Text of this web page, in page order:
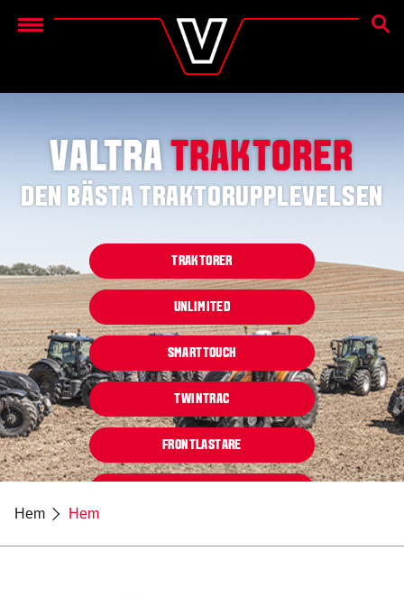
Menu
VALTRATRAKTORER
DEN BÄSTA TRAKTORUPPLEVELSEN
TRAKTORER
UNLIMITED
SMARTTOUCH
TWINTRAC
FRONTLASTARE
Hem Hem